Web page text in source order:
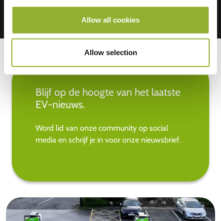
Allow all cookies
Allow selection
Blijf op de hoogte van het laatste
EV-nieuws.
Word lid van onze community op social
media en schrijf je in voor onze nieuwsbrief.